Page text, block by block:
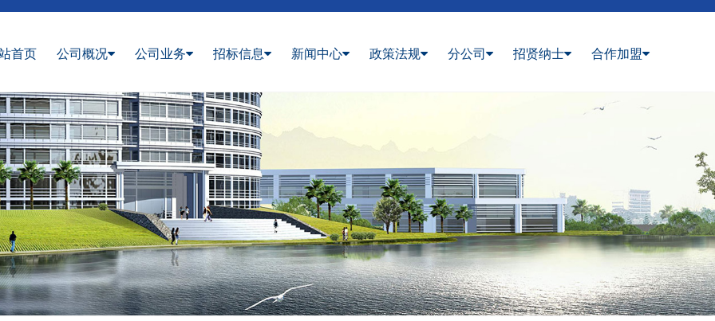
首页 公司概况 公司业务 招标信息 新闻中心 政策法规 分公司 招贤纳士 合作加盟